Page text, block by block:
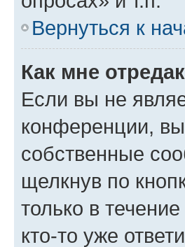
Вернуться к
Как мне
Если вы не
конференции, вы
собственные
щелкнув по
только в
кто-то уже